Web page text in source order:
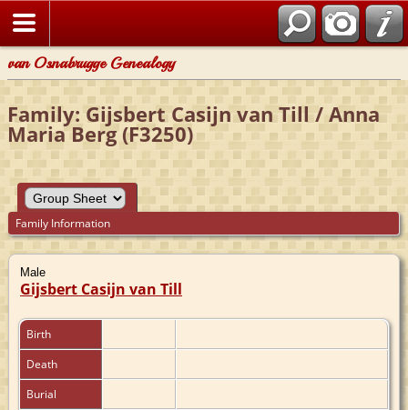
van Osnabrugge Genealogy
Family: Gijsbert Casijn van Till / Anna
Maria Berg (F3250)
Family Information
Male
Gijsbert Casijn van Till
Birth
Death
Burial